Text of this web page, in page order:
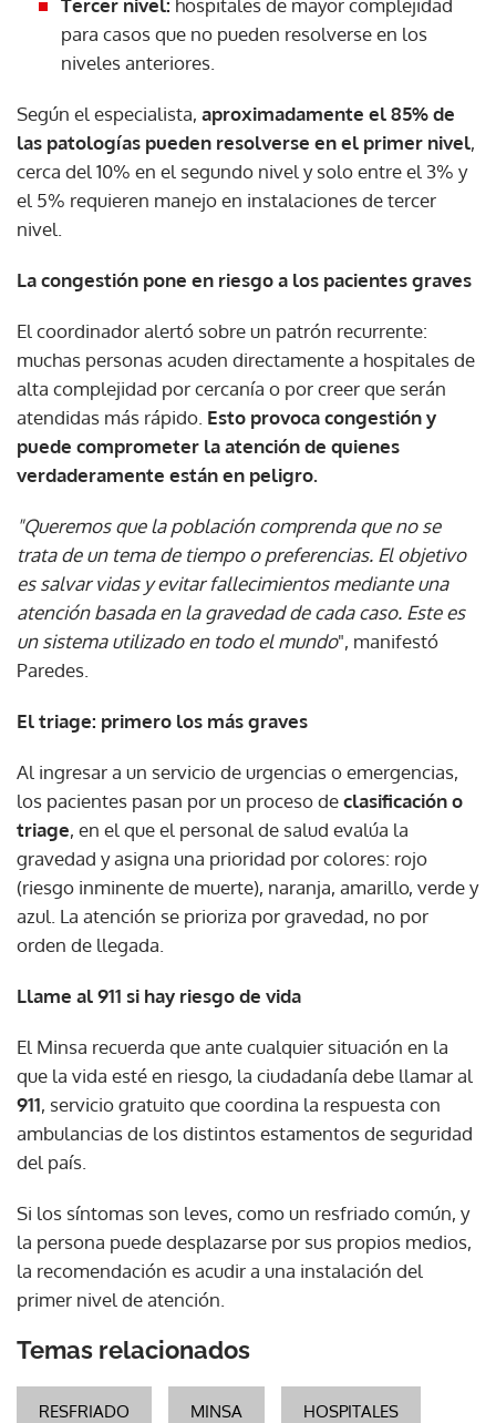
Tercer nivel: hospitales de mayor complejidad
para casos que no pueden resolverse en los
niveles anteriores.
Según el especialista, aproximadamente el 85% de
las patologías pueden resolverse en el primer nivel,
cerca del 10% en el segundo nivel y solo entre el 3% y
el 5% requieren manejo en instalaciones de tercer
nivel.
La congestión pone en riesgo a los pacientes graves
El coordinador alertó sobre un patrón recurrente:
muchas personas acuden directamente a hospitales de
alta complejidad por cercanía o por creer que serán
atendidas más rápido. Esto provoca congestión y
puede comprometer la atención de quienes
verdaderamente están en peligro.
"Queremos que la población comprenda que no se
trata de un tema de tiempo o preferencias. El objetivo
es salvar vidas y evitar fallecimientos mediante una
atención basada en la gravedad de cada caso. Este es
un sistema utilizado en todo el mundo", manifestó
Paredes.
El triage: primero los más graves
Al ingresar a un servicio de urgencias o emergencias,
los pacientes pasan por un proceso declasificación o
triage, en el que el personal de salud evalúa la
gravedad y asigna una prioridad por colores: rojo
(riesgo inminente de muerte), naranja, amarillo, verde y
azul. La atención se prioriza por gravedad, no por
orden de llegada.
Llame al 911 si hay riesgo de vida
El Minsa recuerda que ante cualquier situación en la
que la vida esté en riesgo, la ciudadanía debe llamar al
911, servicio gratuito que coordina la respuesta con
ambulancias de los distintos estamentos de seguridad
del país.
Si los síntomas son leves, como un resfriado común, y
la persona puede desplazarse por sus propios medios,
la recomendación es acudir a una instalación del
primer nivel de atención.
Temas relacionados
RESFRIADO MINSA HOSPITALES